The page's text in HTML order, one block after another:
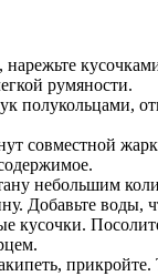
румяности.
полукольцами,
совместной
небольшим
Добавьте воды,
кусочки.